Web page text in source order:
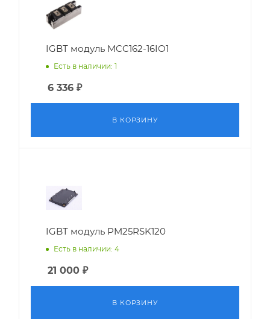
IGBT модуль MCC162-16IO1
Есть в наличии: 1
6 336 ₽
В КОРЗИНУ
IGBT модуль PM25RSK120
Есть в наличии: 4
21 000 ₽
В КОРЗИНУ